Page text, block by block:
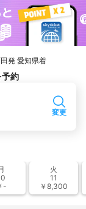
発 愛知県着
約
変更
-
火
11
￥8,300